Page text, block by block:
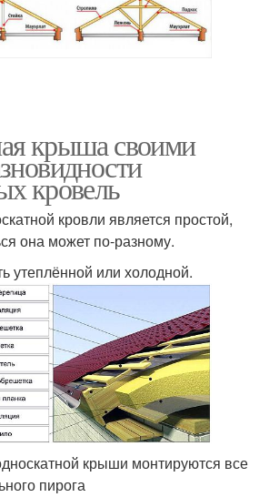
крыша своими
кровель
кровли является простой,
она может по-разному.
утеплённой или холодной.
крыши монтируются все
пирога